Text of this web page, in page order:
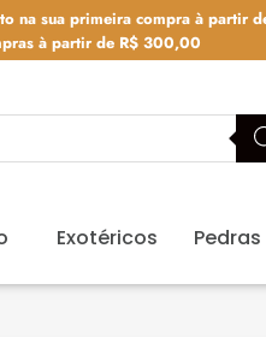
na sua primeira compra à partir
à partir de R$ 300,00
Exotéricos